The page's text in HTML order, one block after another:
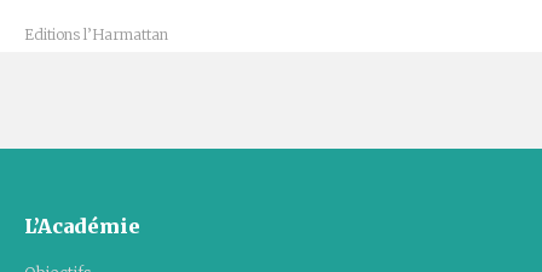
Editions l’Harmattan
L’Académie